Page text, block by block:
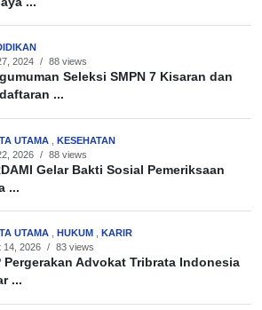
2024 / 88 views
Seleksi SMPN 7 Kisaran dan
...
UTAMA
KESEHATAN
2026 / 88 views
Gelar Bakti Sosial Pemeriksaan
...
UTAMA HUKUM
KARIR
14, 2026 / 83 views
Pergerakan Advokat Tribrata Indonesia
...